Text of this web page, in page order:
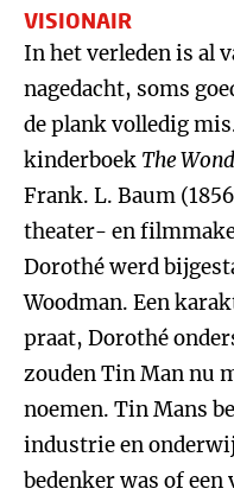
VISIONAIR
In het verleden is al
nagedacht, soms
de plank volledig
kinderboek The
Frank. L. Baum
theater- en
Dorothé werd
Woodman. Een
praat, Dorothé
zouden Tin Man nu
noemen. Tin Mans
industrie en
bedenker was of